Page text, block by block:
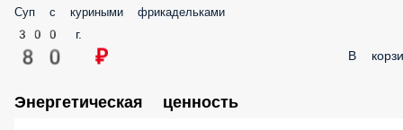
Суп с куриными фрикадельками
300 г.
80 ₽ В
Энергетическая ценность